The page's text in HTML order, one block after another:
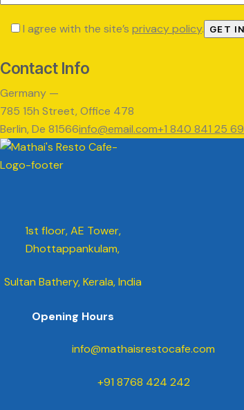
I agree with the site’s privacy policy.
Contact Info
Germany —
785 15h Street, Office 478
Berlin, De 81566info@email.com+1 840 841 25 69
1st floor, AE Tower,
Dhottappankulam,
Sultan Bathery, Kerala, India
Opening Hours
info@mathaisrestocafe.com
+91 8768 424 242